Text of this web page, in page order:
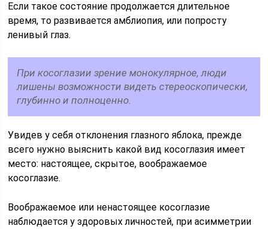
Если такое состояние продолжается длительное
время, то развивается амблиопия, или попросту
ленивый глаз.
При косоглазии зрение монокулярное, люди
лишены возможности видеть стереоскопически,
глубинно и полноценно.
Увидев у себя отклонения глазного яблока, прежде
всего нужно выяснить какой вид косоглазия имеет
место: настоящее, скрытое, воображаемое
косоглазие.
Воображаемое или ненастоящее косоглазие
наблюдается у здоровых личностей, при асимметрии